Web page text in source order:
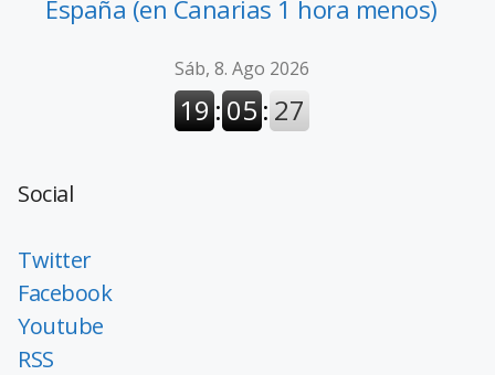
España (en Canarias 1 hora menos)
Social
Twitter
Facebook
Youtube
RSS